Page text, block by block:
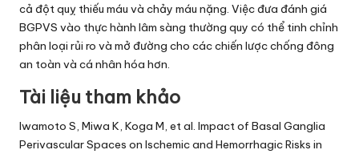
cả đột quỵ thiếu máu và chảy máu nặng. Việc đưa đánh giá
BGPVS vào thực hành lâm sàng thường quy có thể tinh chỉnh
phân loại rủi ro và mở đường cho các chiến lược chống đông
an toàn và cá nhân hóa hơn.
Tài liệu tham khảo
Iwamoto S, Miwa K, Koga M, et al. Impact of Basal Ganglia
Perivascular Spaces on Ischemic and Hemorrhagic Risks in